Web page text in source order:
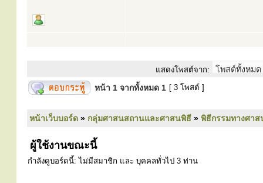
แสดงโพสต์จาก:
หน้า 1 จากทั้งหมด 1 [ 3 โพสต์ ]
หน้าเว็บบอร์ด » กลุ่มศาสนสถานและศาสนพิธี » พิธีกรรมทางศา
ผู้ใช้งานขณะนี้
กำลังดูบอร์ดนี้: ไม่มีสมาชิก และ บุคคลทั่วไป 3 ท่าน